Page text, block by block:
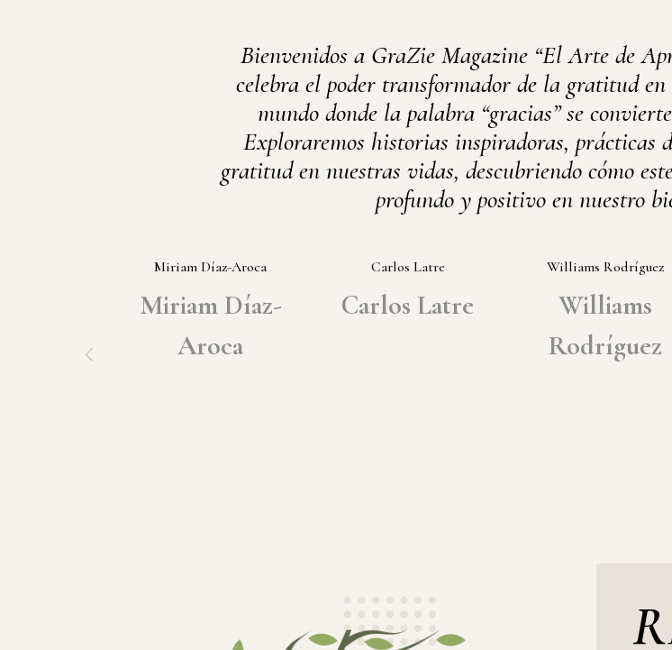
Bienvenidos a GraZie Magazine “El Arte de
celebra el poder transformador de la gratitud
mundo donde la palabra “gracias” se
Exploraremos historias inspiradoras,
gratitud en nuestras vidas, descubriendo cómo
profundo y positivo en nuestro
Miriam Díaz-Aroca
Miriam Díaz-
Aroca
Carlos Latre
Carlos Latre
Williams Rodríguez
Williams
Rodríguez